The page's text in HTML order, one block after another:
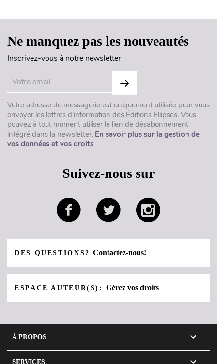
Ne manquez pas les nouveautés
Inscrivez-vous à notre newsletter
Votre adresse de messagerie est uniquement utilisée pour vous
envoyer les lettres d'information des Éditions Ellipses. Vous
pouvez à tout moment utiliser le lien de désabonnement
intégré dans la newsletter. En savoir plus sur la gestion de
vos données et vos droits
Suivez-nous sur
DES QUESTIONS?Contactez-nous!
ESPACE AUTEUR(S):Gérez vos droits
À PROPOS 
SERVICES